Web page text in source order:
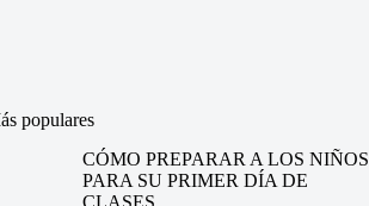
populares
CÓMO PREPARAR A LOS NIÑOS
PARA SU PRIMER DÍA DE
CLASES